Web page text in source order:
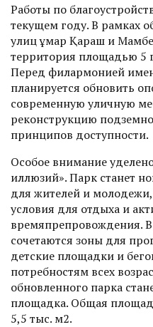
Работы по
текущем году. В рамках
улиц Ғұмар Қараш и
территория площадью 5
Перед филармонией
планируется обновить
современную уличную
реконструкцию
принципов доступности.
Особое внимание
иллюзий». Парк станет
для жителей и
условия для отдыха и
времяпрепровождения.
сочетаются зоны для
детские площадки и
потребностям всех
обновленного парка
площадка. Общая
5,5 тыс. м2.